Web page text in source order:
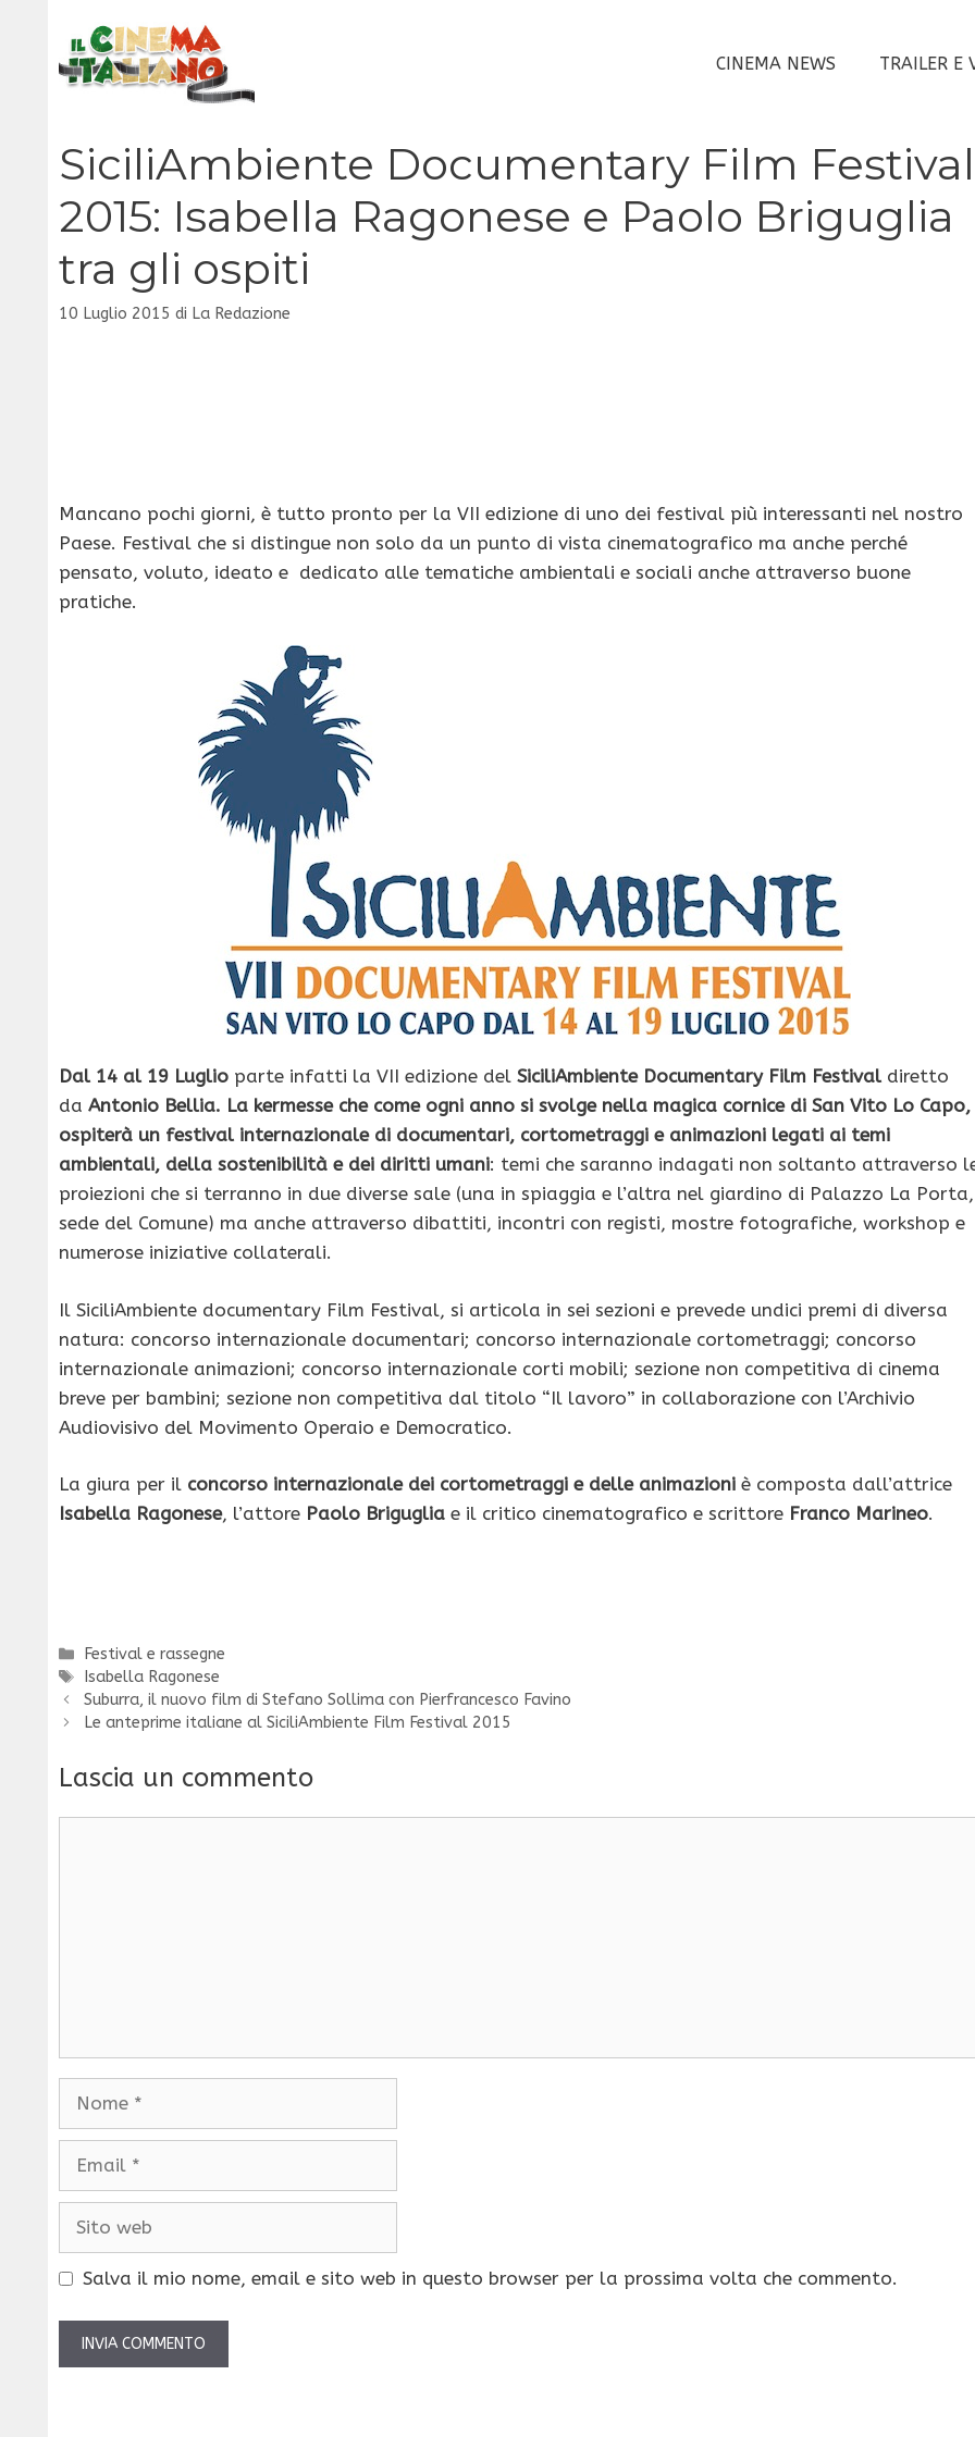
contenuto
CINEMA NEWS TRAILER E
SiciliAmbiente Documentary Film Festival
2015: Isabella Ragonese e Paolo Briguglia
tra gli ospiti
10 Luglio 2015 di La Redazione
Mancano pochi giorni, è tutto pronto per la VII edizione di uno dei festival più interessanti nel nostro
Paese. Festival che si distingue non solo da un punto di vista cinematografico ma anche perché
pensato, voluto, ideato e dedicato alle tematiche ambientali e sociali anche attraverso buone
pratiche.
Dal 14 al 19 Luglio parte infatti la VII edizione del SiciliAmbiente Documentary Film Festivaldiretto
da Antonio Bellia. La kermesse che come ogni anno si svolge nella magica cornice di San Vito Lo Capo,
ospiterà un festival internazionale di documentari, cortometraggi e animazioni legati ai temi
ambientali, della sostenibilità e dei diritti umani: temi che saranno indagati non soltanto attraverso
proiezioni che si terranno in due diverse sale (una in spiaggia e l’altra nel giardino di Palazzo La Porta,
sede del Comune) ma anche attraverso dibattiti, incontri con registi, mostre fotografiche, workshop e
numerose iniziative collaterali.
Il SiciliAmbiente documentary Film Festival, si articola in sei sezioni e prevede undici premi di diversa
natura: concorso internazionale documentari; concorso internazionale cortometraggi; concorso
internazionale animazioni; concorso internazionale corti mobili; sezione non competitiva di cinema
breve per bambini; sezione non competitiva dal titolo “Il lavoro” in collaborazione con l’Archivio
Audiovisivo del Movimento Operaio e Democratico.
La giura per il concorso internazionale dei cortometraggi e delle animazioni è composta dall’attrice
Isabella Ragonese, l’attore Paolo Briguglia e il critico cinematografico e scrittore Franco Marineo.
Categorie
Festival e rassegne
Tag
Isabella Ragonese
Suburra, il nuovo film di Stefano Sollima con Pierfrancesco Favino
Le anteprime italiane al SiciliAmbiente Film Festival 2015
Lascia un commento
Salva il mio nome, email e sito web in questo browser per la prossima volta che commento.